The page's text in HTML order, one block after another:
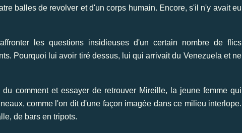
balles de revolver et d'un corps humain. Encore, s'il n'y avait eu
les questions insidieuses d'un certain nombre de flics
Pourquoi lui avoir tiré dessus, lui qui arrivait du Venezuela et ne
comment et essayer de retrouver Mireille, la jeune femme qui
comme l'on dit d'une façon imagée dans ce milieu interlope.
de bars en tripots.